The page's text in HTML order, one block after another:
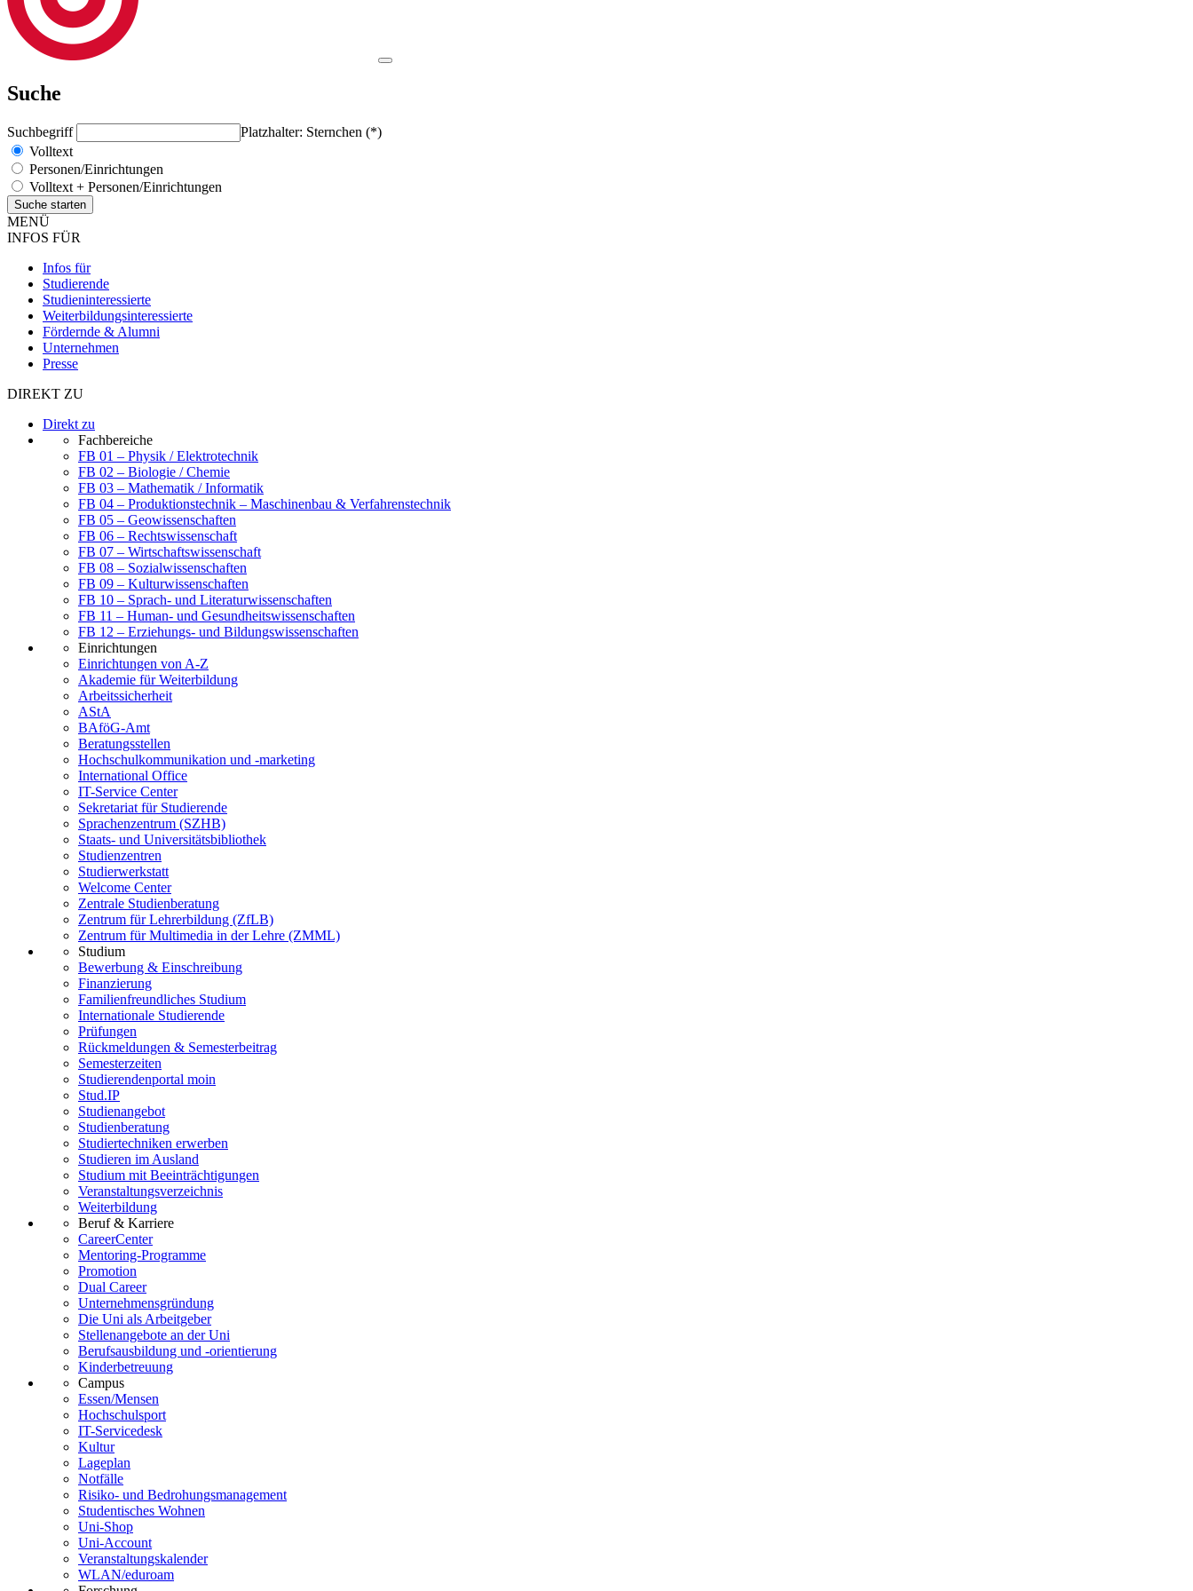
Suche
Suchbegriff
Platzhalter: Sternchen (*)
Volltext
Personen/Einrichtungen
Volltext + Personen/Einrichtungen
MENÜ
INFOS FÜR
Infos für
Studierende
Studieninteressierte
Weiterbildungsinteressierte
Fördernde & Alumni
Unternehmen
Presse
DIREKT ZU
Direkt zu
Fachbereiche
FB 01 – Physik / Elektrotechnik
FB 02 – Biologie / Chemie
FB 03 – Mathematik / Informatik
FB 04 – Produktionstechnik – Maschinenbau & Verfahrenstechnik
FB 05 – Geowissenschaften
FB 06 – Rechtswissenschaft
FB 07 – Wirtschaftswissenschaft
FB 08 – Sozialwissenschaften
FB 09 – Kulturwissenschaften
FB 10 – Sprach- und Literaturwissenschaften
FB 11 – Human- und Gesundheitswissenschaften
FB 12 – Erziehungs- und Bildungswissenschaften
Einrichtungen
Einrichtungen von A-Z
Akademie für Weiterbildung
Arbeitssicherheit
AStA
BAföG-Amt
Beratungsstellen
Hochschulkommunikation und -marketing
International Office
IT-Service Center
Sekretariat für Studierende
Sprachenzentrum (SZHB)
Staats- und Universitätsbibliothek
Studienzentren
Studierwerkstatt
Welcome Center
Zentrale Studienberatung
Zentrum für Lehrerbildung (ZfLB)
Zentrum für Multimedia in der Lehre (ZMML)
Studium
Bewerbung & Einschreibung
Finanzierung
Familienfreundliches Studium
Internationale Studierende
Prüfungen
Rückmeldungen & Semesterbeitrag
Semesterzeiten
Studierendenportal moin
Stud.IP
Studienangebot
Studienberatung
Studiertechniken erwerben
Studieren im Ausland
Studium mit Beeinträchtigungen
Veranstaltungsverzeichnis
Weiterbildung
Beruf & Karriere
CareerCenter
Mentoring-Programme
Promotion
Dual Career
Unternehmensgründung
Die Uni als Arbeitgeber
Stellenangebote an der Uni
Berufsausbildung und -orientierung
Kinderbetreuung
Campus
Essen/Mensen
Hochschulsport
IT-Servicedesk
Kultur
Lageplan
Notfälle
Risiko- und Bedrohungsmanagement
Studentisches Wohnen
Uni-Shop
Uni-Account
Veranstaltungskalender
WLAN/eduroam